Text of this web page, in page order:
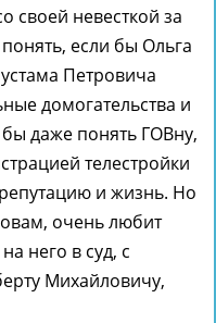
своей невесткой за
если бы Ольга
Петровича
домогательства и
даже понять ГОВну,
телестройки
и жизнь. Но
очень любит
него в суд, с
Михайловичу,